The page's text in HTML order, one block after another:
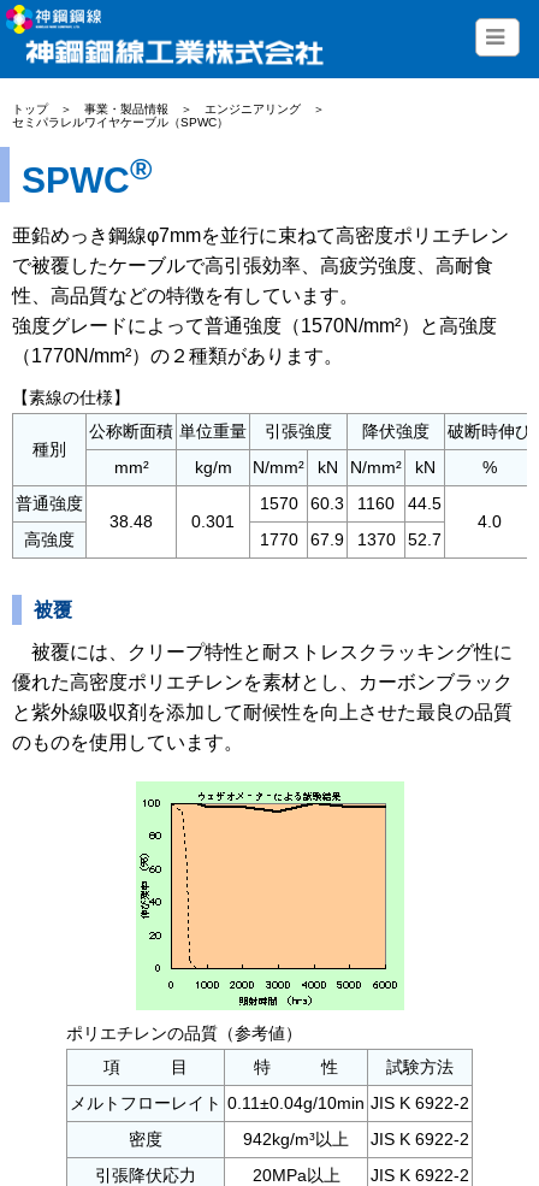
トップ ＞ 事業・製品情報 ＞ エンジニアリング
＞
セミパラレルワイヤケーブル（SPWC）
SPWC®
亜鉛めっき鋼線φ7mmを並行に束ねて高密度ポリエチレン
で被覆したケーブルで高引張効率、高疲労強度、高耐食
性、高品質などの特徴を有しています。
強度グレードによって普通強度（1570N/mm²）と高強度
（1770N/mm²）の２種類があります。
【素線の仕様】
種別
公称断面積 単位重量 引張強度 降伏強度 破断時伸び
mm²
kg/m N/mm² kN N/mm² kN
%
普通強度
38.48
0.301
1570 60.3 1160
44.5
4.0
高強度
1770 67.9 1370 52.7
被覆
被覆には、クリープ特性と耐ストレスクラッキング性に
優れた高密度ポリエチレンを素材とし、カーボンブラック
と紫外線吸収剤を添加して耐候性を向上させた最良の品質
のものを使用しています。
ポリエチレンの品質（参考値）
項 目
特 性
試験方法
メルトフローレイト 0.11±0.04g/10min JIS K 6922-2
密度
942kg/m³以上
JIS K 6922-2
引張降伏応力
20MPa以上
JIS K 6922-2